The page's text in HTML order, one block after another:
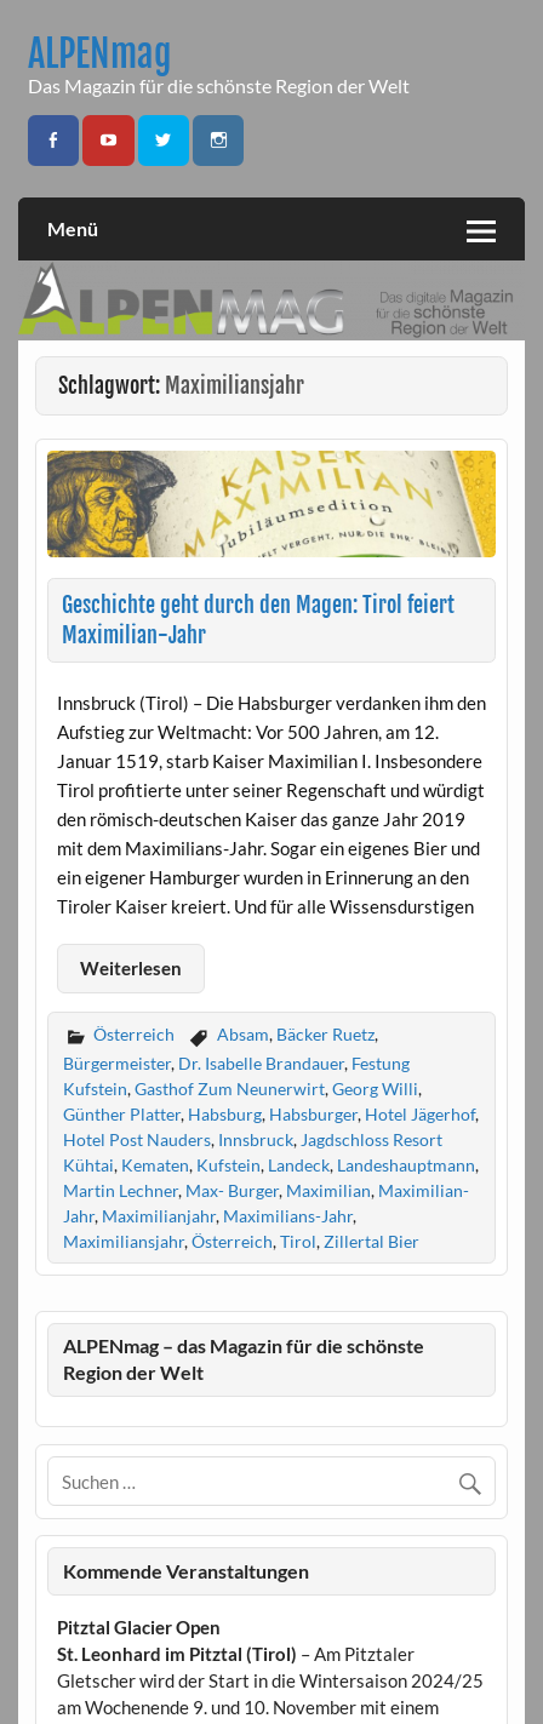
contentALPENmag
Das Magazin für die schönste Region der Welt
Menü
Schlagwort: Maximiliansjahr
Geschichte geht durch den Magen: Tirol feiert
Maximilian-Jahr
Innsbruck (Tirol) – Die Habsburger verdanken ihm den
Aufstieg zur Weltmacht: Vor 500 Jahren, am 12.
Januar 1519, starb Kaiser Maximilian I. Insbesondere
Tirol profitierte unter seiner Regenschaft und würdigt
den römisch-deutschen Kaiser das ganze Jahr 2019
mit dem Maximilians-Jahr. Sogar ein eigenes Bier und
ein eigener Hamburger wurden in Erinnerung an den
Tiroler Kaiser kreiert. Und für alle Wissensdurstigen
Weiterlesen
Österreich Absam, Bäcker Ruetz,
Bürgermeister, Dr. Isabelle Brandauer, Festung
Kufstein,Gasthof Zum Neunerwirt,Georg Willi,
Günther Platter, Habsburg, Habsburger, Hotel Jägerhof,
Hotel Post Nauders, Innsbruck, Jagdschloss Resort
Kühtai, Kematen, Kufstein, Landeck, Landeshauptmann,
Martin Lechner, Max- Burger, Maximilian, Maximilian-
Jahr, Maximilianjahr, Maximilians-Jahr,
Maximiliansjahr,Österreich,Tirol,Zillertal Bier
ALPENmag – das Magazin für die schönste
Region der Welt
Kommende Veranstaltungen
Pitztal Glacier Open
St. Leonhard im Pitztal (Tirol) – Am Pitztaler
Gletscher wird der Start in die Wintersaison 2024/25
am Wochenende 9. und 10. November mit einem